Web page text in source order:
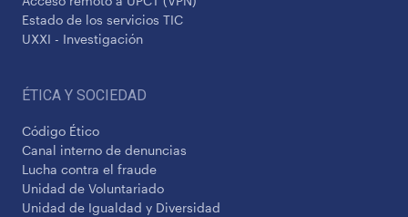
Estado de los servicios TIC
UXXI - Investigación
ÉTICA Y SOCIEDAD
Código Ético
Canal interno de denuncias
Lucha contra el fraude
Unidad de Voluntariado
Unidad de Igualdad y Diversidad